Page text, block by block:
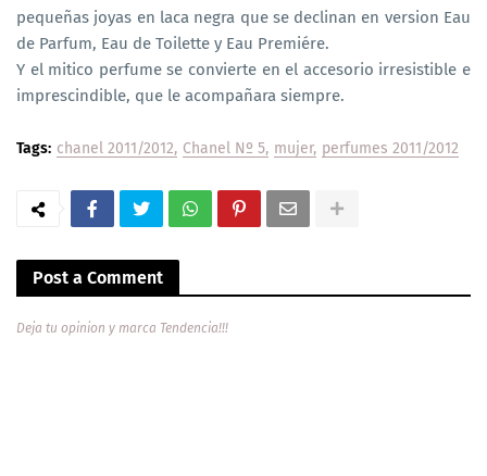
pequeñas joyas en laca negra que se declinan en version Eau
de Parfum, Eau de Toilette y Eau Premiére.
Y el mitico perfume se convierte en el accesorio irresistible e
imprescindible, que le acompañara siempre.
Tags: chanel 2011/2012 Chanel Nº 5 mujer perfumes 2011/2012
Post a Comment
Deja tu opinion y marca Tendencia!!!